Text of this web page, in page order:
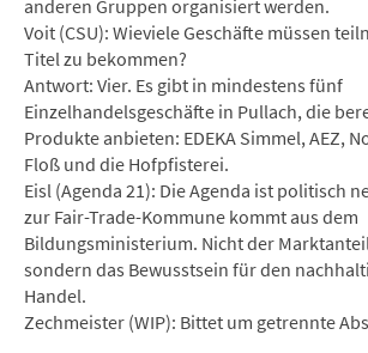
anderen Gruppen organisiert werden.
Voit (CSU): Wieviele Geschäfte müssen
Titel zu bekommen?
Antwort: Vier. Es gibt in mindestens fünf
Einzelhandelsgeschäfte in Pullach, die
Produkte anbieten: EDEKA Simmel, AEZ,
Floß und die Hofpfisterei.
Eisl (Agenda 21): Die Agenda ist politisch
zur Fair-Trade-Kommune kommt aus dem
Bildungsministerium. Nicht der
sondern das Bewusstsein für den
Handel.
Zechmeister (WIP): Bittet um getrennte